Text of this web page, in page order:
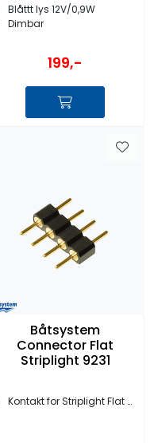
Blåttt lys 12V/0,9W
Dimbar
199,-
Båtsystem
Connector Flat
Striplight 9231
Kontakt for Striplight Flat og Superstrip